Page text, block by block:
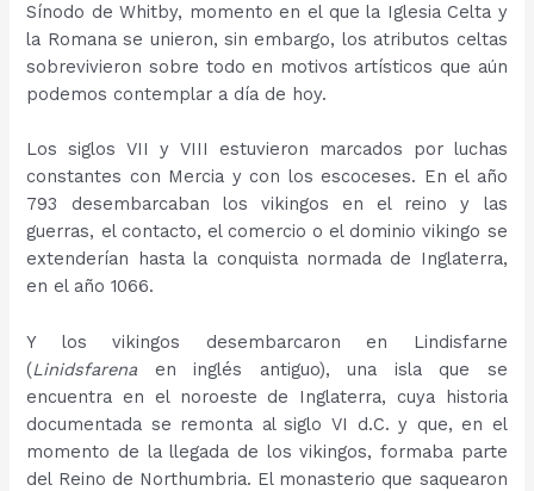
Sínodo de Whitby, momento en el que la Iglesia Celta y
la Romana se unieron, sin embargo, los atributos celtas
sobrevivieron sobre todo en motivos artísticos que aún
podemos contemplar a día de hoy.
Los siglos VII y VIII estuvieron marcados por luchas
constantes con Mercia y con los escoceses. En el año
793 desembarcaban los vikingos en el reino y las
guerras, el contacto, el comercio o el dominio vikingo se
extenderían hasta la conquista normada de Inglaterra,
en el año 1066.
Y los vikingos desembarcaron en Lindisfarne
(Linidsfarena en inglés antiguo), una isla que se
encuentra en el noroeste de Inglaterra, cuya historia
documentada se remonta al siglo VI d.C. y que, en el
momento de la llegada de los vikingos, formaba parte
del Reino de Northumbria. El monasterio que saquearon